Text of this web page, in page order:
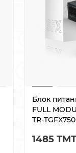
Блок
FULL
TR-
1485 TMT